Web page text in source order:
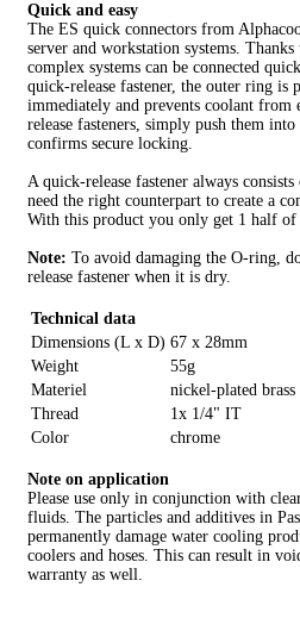
Quick and easy
The ES quick connectors from
server and workstation systems.
complex systems can be connected
quick-release fastener, the outer ring is
immediately and prevents coolant from
release fasteners, simply push them
confirms secure locking.
A quick-release fastener always
need the right counterpart to create a
With this product you only get 1 half of
Note: To avoid damaging the O-ring,
release fastener when it is dry.
Technical data
Dimensions (L x D) 67 x 28mm
Weight
55g
Materiel
nickel-plated brass
Thread
1x 1/4" IT
Color
chrome
Note on application
Please use only in conjunction with
fluids. The particles and additives in
permanently damage water cooling
coolers and hoses. This can result in
warranty as well.